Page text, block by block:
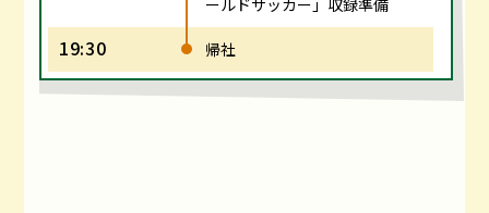
ールドサッカー」収録準備
19:30 帰社